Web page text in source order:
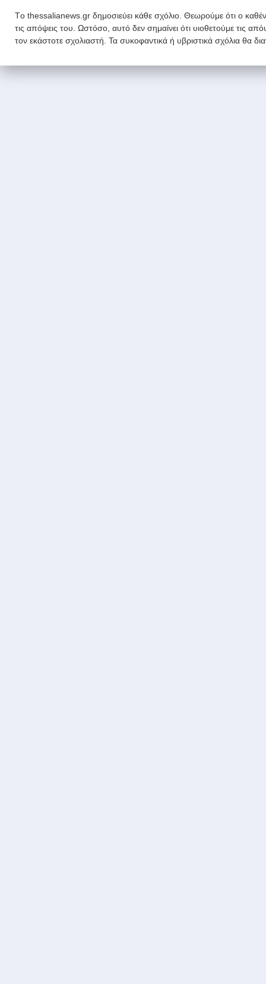
Tο thessalianews.gr δημοσιεύει κάθε σχόλιο. Θεωρούμε ότι ο
τις απόψεις του. Ωστόσο, αυτό δεν σημαίνει ότι υιοθετούμε τις
τον εκάστοτε σχολιαστή. Τα συκοφαντικά ή υβριστικά σχόλια θα